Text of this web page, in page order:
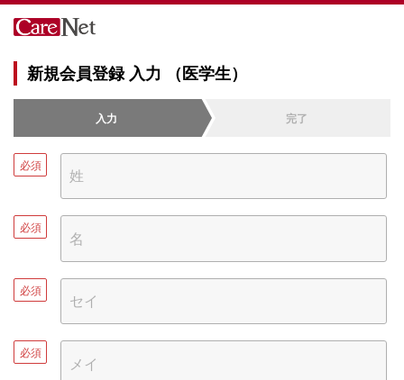
新規会員登録 入力 （医学生）
入力 完了
必須
必須
必須
必須